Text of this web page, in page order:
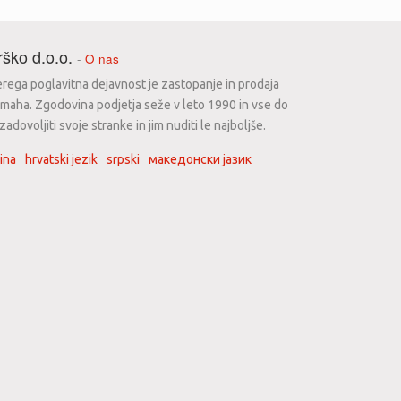
d.o.o. - O nas
poglavitna dejavnost je zastopanje in prodaja
Zgodovina podjetja seže v leto 1990 in vse do
svoje stranke in jim nuditi le najboljše.
hrvatski jezik srpski
македонски јазик